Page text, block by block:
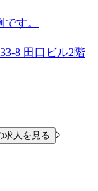
す。
8 田口ビル2階
求人を見る